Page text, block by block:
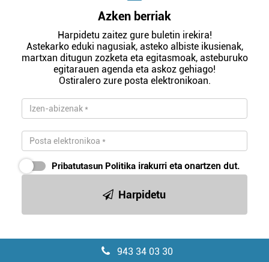
Azken berriak
Harpidetu zaitez gure buletin irekira!
Astekarko eduki nagusiak, asteko albiste ikusienak,
martxan ditugun zozketa eta egitasmoak, asteburuko
egitarauen agenda eta askoz gehiago!
Ostiralero zure posta elektronikoan.
Pribatutasun Politika irakurri eta onartzen dut.
Harpidetu
943 34 03 30